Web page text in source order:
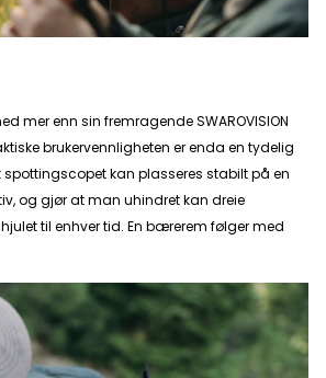
mer enn sin fremragende SWAROVISION
brukervennligheten er enda en tydelig
spottingscopet kan plasseres stabilt på en
og gjør at man uhindret kan dreie
til enhver tid. En bærerem følger med